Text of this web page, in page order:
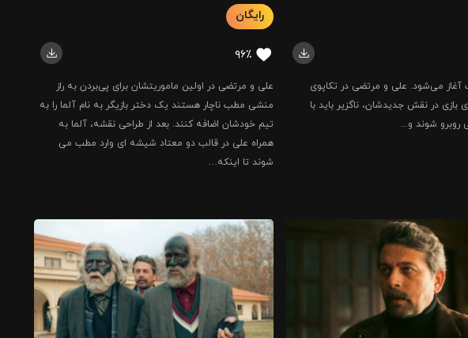
آغاز می‌شود. علی و مرتضی در تکاپوی
بازی در نقش جدیدشان، ناگزیر باید با
روبرو شوند و...
رایگان
۹۶٪
علی و مرتضی در اولین ماموریتشان برای پی‌بردن به راز
منشی مطب ناچار هستند یک دختر بازیگر به نام آلما را به
تیم خودشان اضافه کنند. بعد از طراحی نقشه، آلما به
همراه علی در قالب دو معتاد شیشه ای وارد مطب می
شوند تا اینکه…